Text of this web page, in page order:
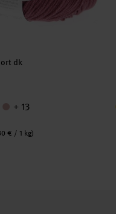
dk
+ 13
€ / 1 kg)